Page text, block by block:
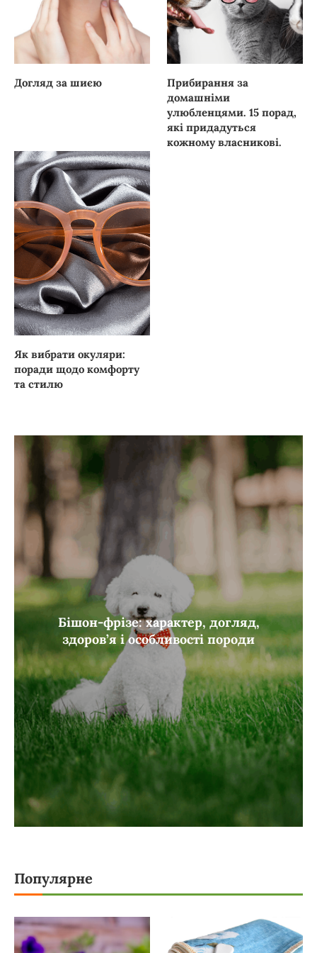
Догляд за шиєю
Прибирання за
домашніми
улюбленцями. 15 порад,
які придадуться
кожному власникові.
Як вибрати окуляри:
поради щодо комфорту
та стилю
Бішон-фрізе: характер, догляд,
здоров’я і особливості породи
Популярне